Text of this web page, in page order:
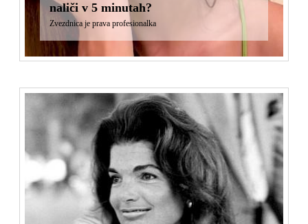
naliči v 5 minutah?
Zvezdnica je prava profesionalka